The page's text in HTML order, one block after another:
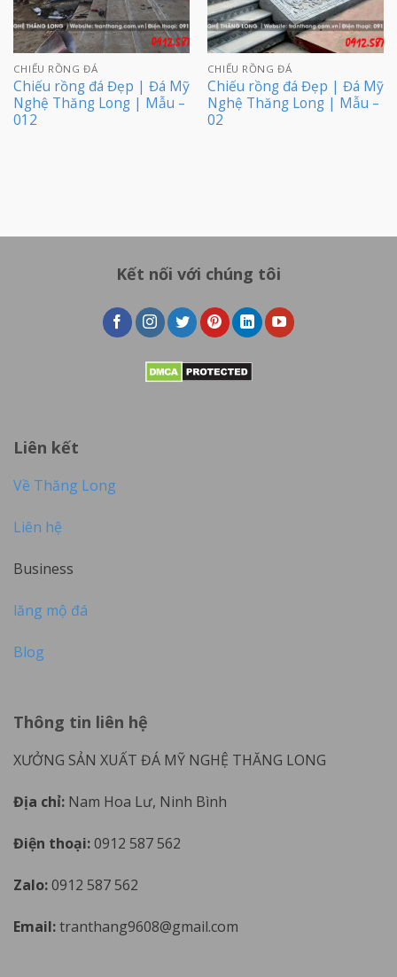
CHIẾU RỒNG ĐÁ
Chiếu rồng đá Đẹp | Đá Mỹ
Nghệ Thăng Long | Mẫu –
012
CHIẾU RỒNG ĐÁ
Chiếu rồng đá Đẹp | Đá Mỹ
Nghệ Thăng Long | Mẫu –
02
Kết nối với chúng tôi
Liên kết
Về Thăng Long
Liên hệ
Business
lăng mộ đá
Blog
Thông tin liên hệ
XƯỞNG SẢN XUẤT ĐÁ MỸ NGHỆ THĂNG LONG
Địa chỉ: Nam Hoa Lư, Ninh Bình
Điện thoại:0912 587 562
Zalo:0912 587 562
Email:tranthang9608@gmail.com